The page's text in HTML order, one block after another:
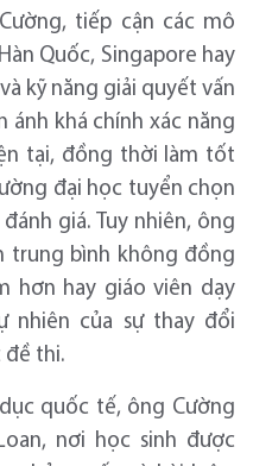
tiếp cận các mô
Quốc, Singapore hay
kỹ năng giải quyết vấn
ánh khá chính xác năng
tại, đồng thời làm tốt
đại học tuyển chọn
giá. Tuy nhiên, ông
trung bình không đồng
hơn hay giáo viên dạy
nhiên của sự thay đổi
đề thi.
quốc tế, ông Cường
nơi học sinh được